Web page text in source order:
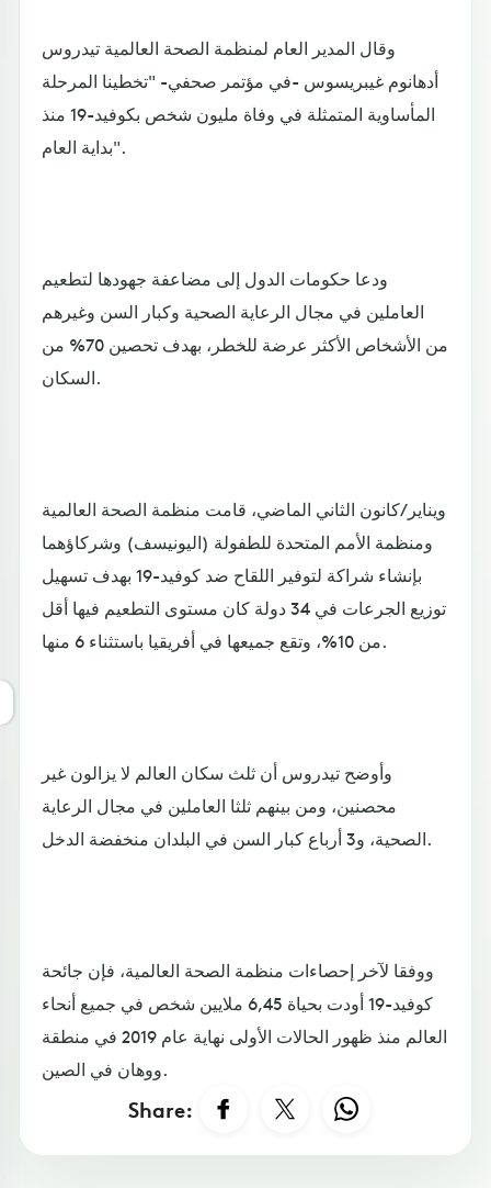
وقال المدير العام لمنظمة الصحة العالمية تيدروس
أدهانوم غيبريسوس -في مؤتمر صحفي- "تخطينا المرحلة
المأساوية المتمثلة في وفاة مليون شخص بكوفيد-19 منذ
بداية العام".
ودعا حكومات الدول إلى مضاعفة جهودها لتطعيم
العاملين في مجال الرعاية الصحية وكبار السن وغيرهم
من الأشخاص الأكثر عرضة للخطر، بهدف تحصين 70% من
السكان.
ويناير/كانون الثاني الماضي، قامت منظمة الصحة العالمية
ومنظمة الأمم المتحدة للطفولة (اليونيسف) وشركاؤهما
بإنشاء شراكة لتوفير اللقاح ضد كوفيد-19 بهدف تسهيل
توزيع الجرعات في 34 دولة كان مستوى التطعيم فيها أقل
من 10%، وتقع جميعها في أفريقيا باستثناء 6 منها.
وأوضح تيدروس أن ثلث سكان العالم لا يزالون غير
محصنين، ومن بينهم ثلثا العاملين في مجال الرعاية
الصحية، و3 أرباع كبار السن في البلدان منخفضة الدخل.
ووفقا لآخر إحصاءات منظمة الصحة العالمية، فإن جائحة
كوفيد-19 أودت بحياة 6,45 ملايين شخص في جميع أنحاء
العالم منذ ظهور الحالات الأولى نهاية عام 2019 في منطقة
ووهان في الصين.
Share: